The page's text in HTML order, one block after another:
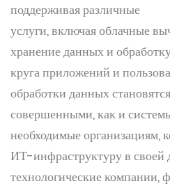
поддерживая различные
услуги, включая облачные
хранение данных и
круга приложений и
обработки данных
совершенными, как и
необходимые организациям,
ИТ-инфраструктуру в своей
технологические компании,